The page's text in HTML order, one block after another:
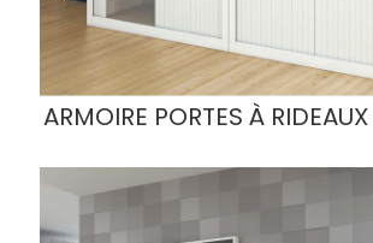
ARMOIRE PORTES À RIDEAUX